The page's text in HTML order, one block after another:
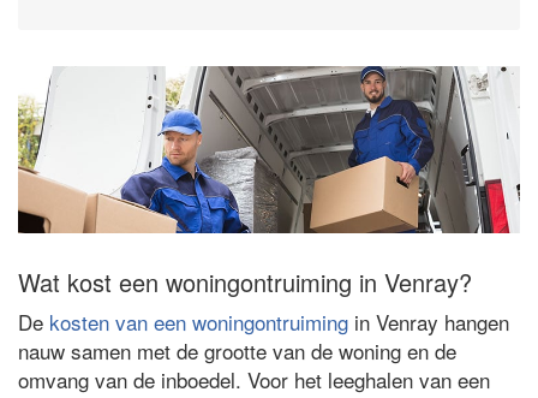
Wat kost een woningontruiming in Venray?
De kosten van een woningontruiming in Venray hangen
nauw samen met de grootte van de woning en de
omvang van de inboedel. Voor het leeghalen van een